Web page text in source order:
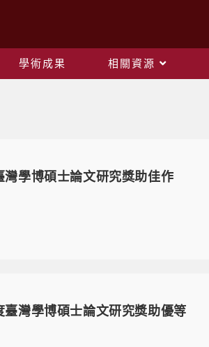
學術成果 相關資源
學博碩士論文研究獎助佳作
灣學博碩士論文研究獎助優等